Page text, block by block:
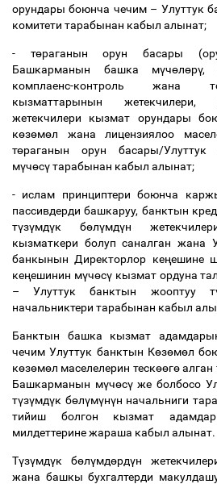
орундары боюнча чечим – Улуттук
комитети тарабынан кабыл алынат;
- төраганын орун басары
Башкарманын башка мүчөлөрү,
комплаенс-контроль жана
кызматтарынын жетекчилери,
жетекчилери кызмат орундары
көзөмөл жана лицензиялоо
төраганын орун басары/
мүчөсүтарабынан кабыл алынат;
- ислам принциптери боюнча
пассивдерди башкаруу, банктын
түзүмдүк бөлүмдүн
кызматкери болуп саналган жана
банкынын Директорлор кеңешине
кеңешинин мүчөсүкызмат ордуна
– Улуттук банктын жооптуу т
начальниктери тарабынан кабыл
Банктын башка кызмат
чечим Улуттук банктын Көзөмөл
көзөмөл маселелерин тескөөгөалган
Башкарманын мүчөсүже болбосо
түзүмдүк бөлүмүнүн начальниги
тийиш болгон кызмат
милдеттерине жараша кабыл алынат.
Түзүмдүк бөлүмдөрдүн
жана башкы бухгалтерди